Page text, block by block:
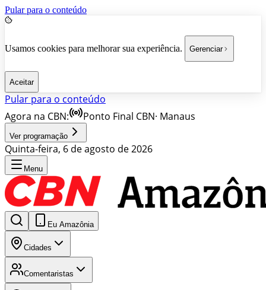
Pular para o conteúdo
Usamos cookies para melhorar sua experiência. Gerenciar
Aceitar
Pular para o conteúdo
Agora na CBN:
Ponto Final CBN· Manaus
Ver programação
Quinta-feira, 6 de agosto de 2026
Menu
Eu Amazônia
Cidades
Comentaristas